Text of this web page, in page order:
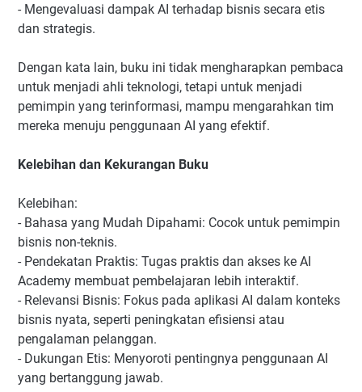
- Mengevaluasi dampak AI terhadap bisnis secara etis
dan strategis.
Dengan kata lain, buku ini tidak mengharapkan pembaca
untuk menjadi ahli teknologi, tetapi untuk menjadi
pemimpin yang terinformasi, mampu mengarahkan tim
mereka menuju penggunaan AI yang efektif.
Kelebihan dan Kekurangan Buku
Kelebihan:
- Bahasa yang Mudah Dipahami: Cocok untuk pemimpin
bisnis non-teknis.
- Pendekatan Praktis: Tugas praktis dan akses ke AI
Academy membuat pembelajaran lebih interaktif.
- Relevansi Bisnis: Fokus pada aplikasi AI dalam konteks
bisnis nyata, seperti peningkatan efisiensi atau
pengalaman pelanggan.
- Dukungan Etis: Menyoroti pentingnya penggunaan AI
yang bertanggung jawab.